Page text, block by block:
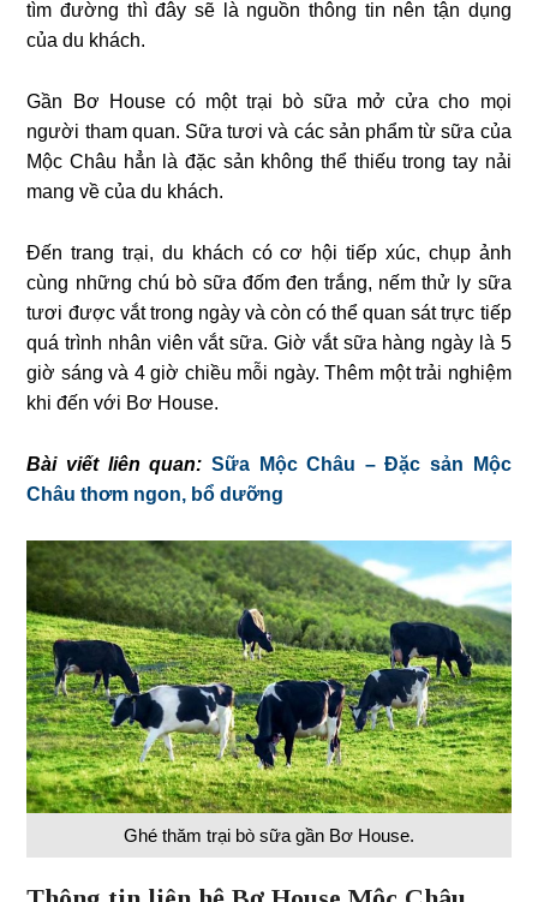
tìm đường thì đây sẽ là nguồn thông tin nên tận dụng
của du khách.
Gần Bơ House có một trại bò sữa mở cửa cho mọi
người tham quan. Sữa tươi và các sản phẩm từ sữa của
Mộc Châu hẳn là đặc sản không thể thiếu trong tay nải
mang về của du khách.
Đến trang trại, du khách có cơ hội tiếp xúc, chụp ảnh
cùng những chú bò sữa đốm đen trắng, nếm thử ly sữa
tươi được vắt trong ngày và còn có thể quan sát trực tiếp
quá trình nhân viên vắt sữa. Giờ vắt sữa hàng ngày là 5
giờ sáng và 4 giờ chiều mỗi ngày. Thêm một trải nghiệm
khi đến với Bơ House.
Bài viết liên quan: Sữa Mộc Châu – Đặc sản Mộc
Châu thơm ngon, bổ dưỡng
Ghé thăm trại bò sữa gần Bơ House.